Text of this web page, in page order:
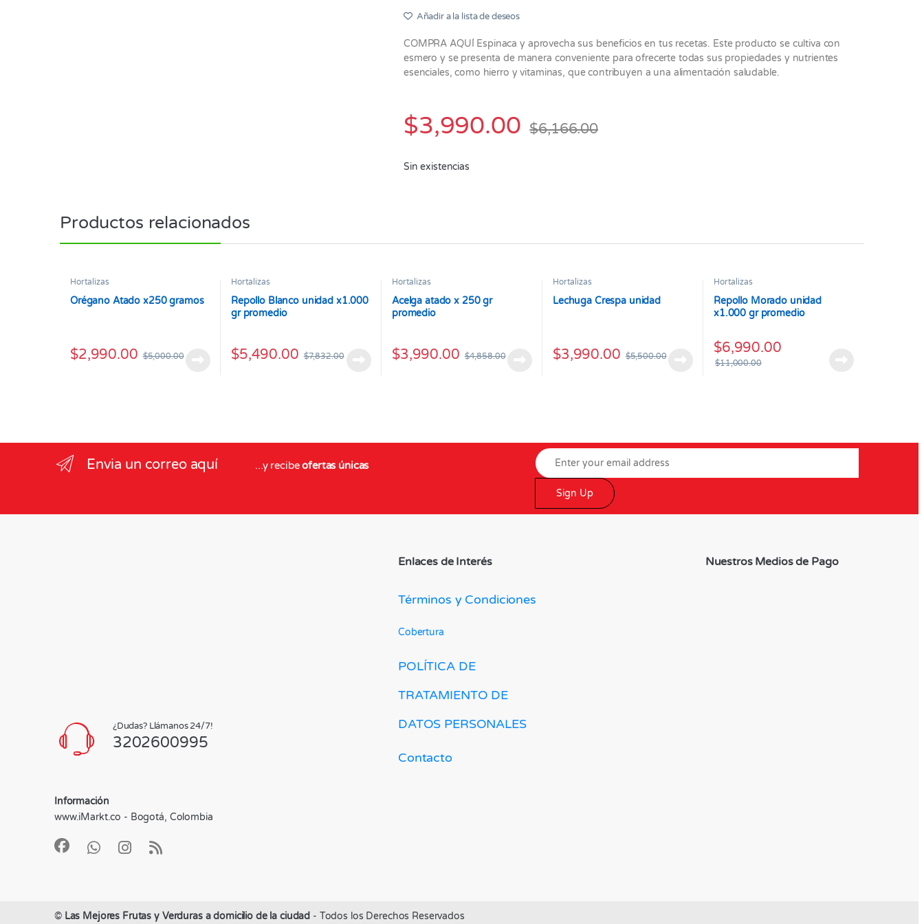
Añadir a la lista de deseos
COMPRA AQUÍ Espinaca y aprovecha sus beneficios en tus recetas. Este producto se cultiva con
esmero y se presenta de manera conveniente para ofrecerte todas sus propiedades y nutrientes
esenciales, como hierro y vitaminas, que contribuyen a una alimentación saludable.
$3,990.00 $6,166.00
Sin existencias
Productos relacionados
Hortalizas
Orégano Atado x250 gramos
$2,990.00 $5,000.00
Hortalizas
Repollo Blanco unidad x1.000
gr promedio
$5,490.00 $7,832.00
Hortalizas
Acelga atado x 250 gr
promedio
$3,990.00 $4,858.00
Hortalizas
Lechuga Crespa unidad
$3,990.00 $5,500.00
Hortalizas
Repollo Morado unidad
x1.000 gr promedio
$6,990.00
$11,000.00
Envia un correo aquí ...y recibeofertas únicas
Sign Up
¿Dudas? Llámanos 24/7!
3202600995
Información
www.iMarkt.co - Bogotá, Colombia
Enlaces de Interés
Términos y Condiciones
Cobertura
POLÍTICA DE
TRATAMIENTO DE
DATOS PERSONALES
Contacto
Nuestros Medios de Pago
© Las Mejores Frutas y Verduras a domicilio de la ciudad - Todos los Derechos Reservados